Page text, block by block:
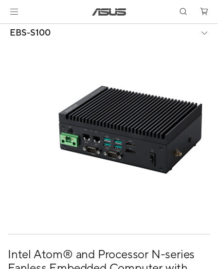
EBS-S100
Intel Atom® and Processor N-series